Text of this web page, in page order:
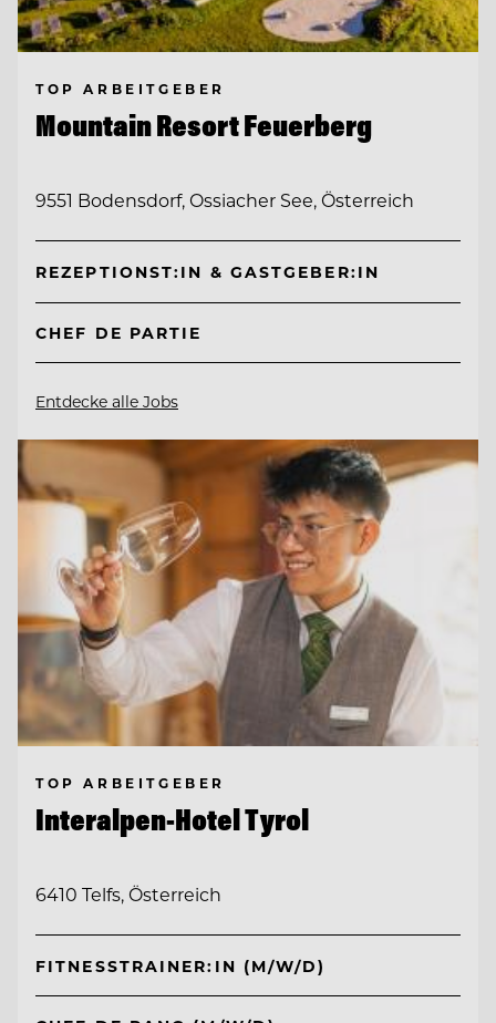
TOP ARBEITGEBER
Mountain Resort Feuerberg
9551 Bodensdorf, Ossiacher See, Österreich
REZEPTIONST:IN & GASTGEBER:IN
CHEF DE PARTIE
Entdecke alle Jobs
TOP ARBEITGEBER
Interalpen-Hotel Tyrol
6410 Telfs, Österreich
FITNESSTRAINER:IN (M/W/D)